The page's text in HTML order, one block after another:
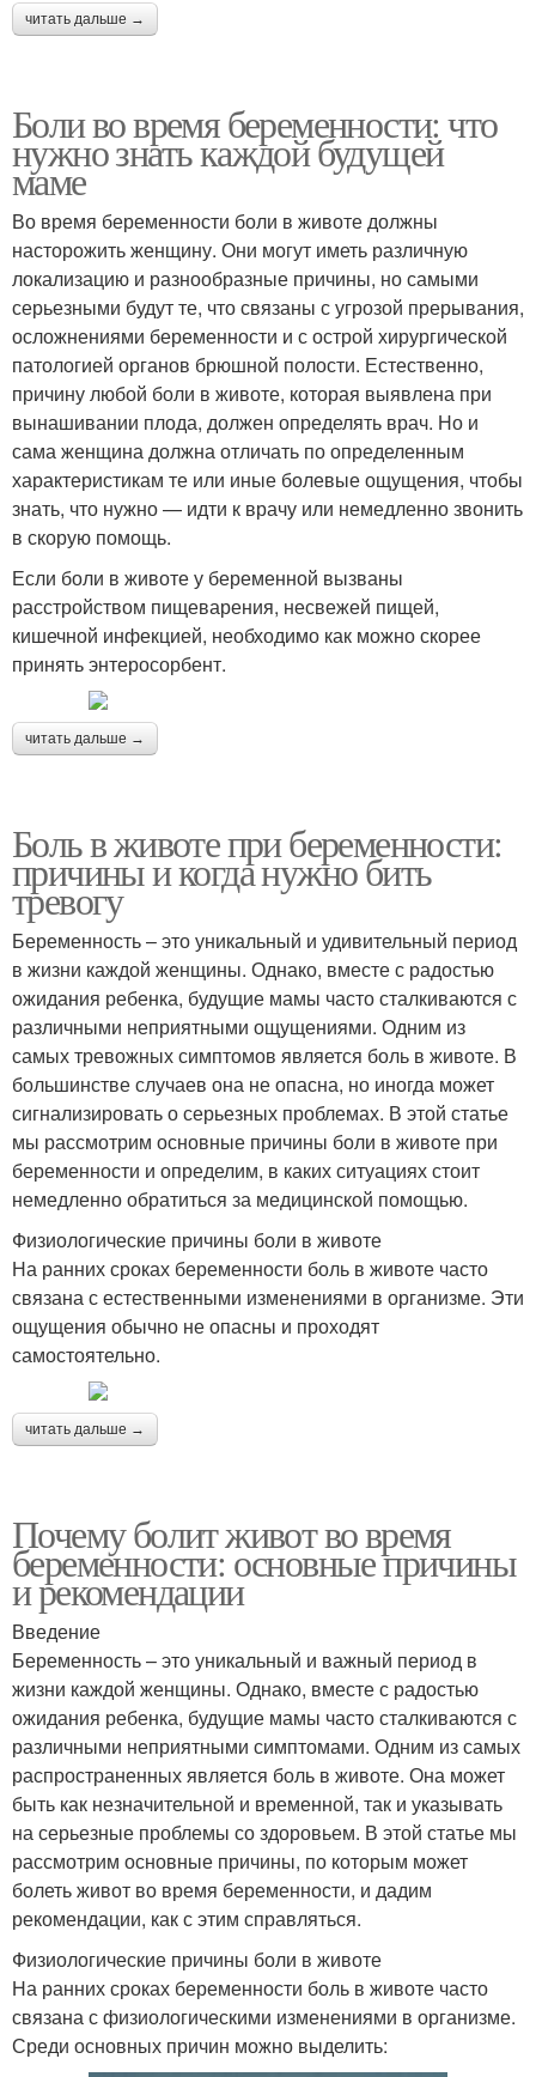
читать дальше →
Боли во время беременности: что
нужно знать каждой будущей
маме
Во время беременности боли в животе должны
насторожить женщину. Они могут иметь различную
локализацию и разнообразные причины, но самыми
серьезными будут те, что связаны с угрозой прерывания,
осложнениями беременности и с острой хирургической
патологией органов брюшной полости. Естественно,
причину любой боли в животе, которая выявлена при
вынашивании плода, должен определять врач. Но и
сама женщина должна отличать по определенным
характеристикам те или иные болевые ощущения, чтобы
знать, что нужно — идти к врачу или немедленно звонить
в скорую помощь.
Если боли в животе у беременной вызваны
расстройством пищеварения, несвежей пищей,
кишечной инфекцией, необходимо как можно скорее
принять энтеросорбент.
читать дальше →
Боль в животе при беременности:
причины и когда нужно бить
тревогу
Беременность – это уникальный и удивительный период
в жизни каждой женщины. Однако, вместе с радостью
ожидания ребенка, будущие мамы часто сталкиваются с
различными неприятными ощущениями. Одним из
самых тревожных симптомов является боль в животе. В
большинстве случаев она не опасна, но иногда может
сигнализировать о серьезных проблемах. В этой статье
мы рассмотрим основные причины боли в животе при
беременности и определим, в каких ситуациях стоит
немедленно обратиться за медицинской помощью.
Физиологические причины боли в животе
На ранних сроках беременности боль в животе часто
связана с естественными изменениями в организме. Эти
ощущения обычно не опасны и проходят
самостоятельно.
читать дальше →
Почему болит живот во время
беременности: основные причины
и рекомендации
Введение
Беременность – это уникальный и важный период в
жизни каждой женщины. Однако, вместе с радостью
ожидания ребенка, будущие мамы часто сталкиваются с
различными неприятными симптомами. Одним из самых
распространенных является боль в животе. Она может
быть как незначительной и временной, так и указывать
на серьезные проблемы со здоровьем. В этой статье мы
рассмотрим основные причины, по которым может
болеть живот во время беременности, и дадим
рекомендации, как с этим справляться.
Физиологические причины боли в животе
На ранних сроках беременности боль в животе часто
связана с физиологическими изменениями в организме.
Среди основных причин можно выделить: